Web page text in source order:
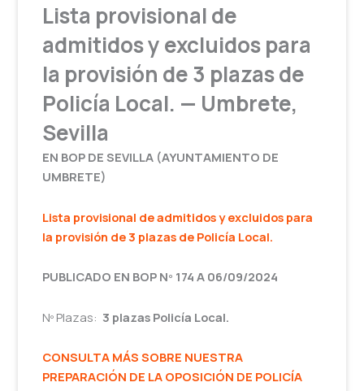
Lista provisional de
admitidos y excluidos para
la provisión de 3 plazas de
Policía Local. — Umbrete,
Sevilla
EN BOP DE SEVILLA (AYUNTAMIENTO DE
UMBRETE)
Lista provisional de admitidos y excluidos para
la provisión de 3 plazas de Policía Local.
PUBLICADO EN BOP Nº 174 A 06/09/2024
Nº Plazas: 3 plazas Policía Local.
CONSULTA MÁS SOBRE NUESTRA
PREPARACIÓN DE LA OPOSICIÓN DE POLICÍA